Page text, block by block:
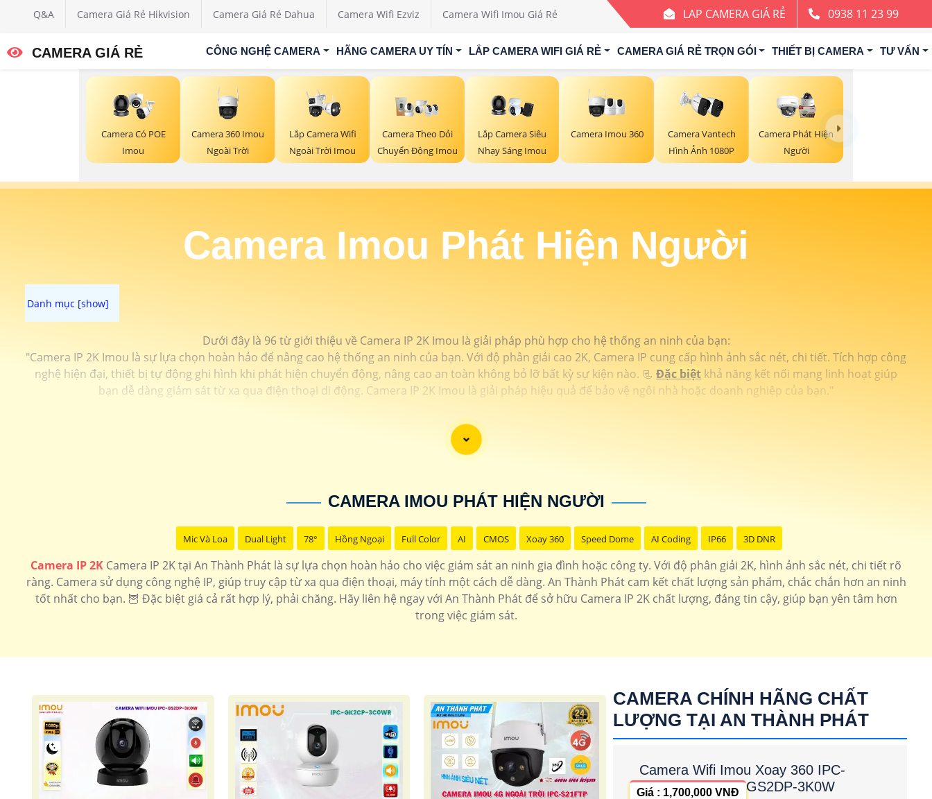
Q&A Camera Giá Rẻ Hikvision Camera Giá Rẻ Dahua Camera Wifi Ezviz Camera Wifi Imou Giá Rẻ LAP CAMERA GIÁ RẺ 0938 11 23 99
CAMERA GIÁ RẺ CÔNG NGHỆ CAMERA HÃNG CAMERA UY TÍN LẮP CAMERA WIFI GIÁ RẺ CAMERA GIÁ RẺ TRỌN GÓI THIẾT BỊ CAMERA TƯ VẤN
Camera Có POE
Imou
Camera 360 Imou
Ngoài Trời
Lắp Camera Wifi
Ngoài Trời Imou
Camera Theo Dỏi
Chuyển Động Imou
Lắp Camera Siêu
Nhạy Sáng Imou
Camera Imou 360
Camera Vantech
Hình Ảnh 1080P
Camera Phát Hiện
Người
Camera Imou Phát Hiện Người
Dưới đây là 96 từ giới thiệu về Camera IP 2K Imou là giải pháp phù hợp cho hệ thống an ninh của bạn:
"Camera IP 2K Imou là sự lựa chọn hoàn hảo để nâng cao hệ thống an ninh của bạn. Với độ phân giải cao 2K, Camera IP cung cấp hình ảnh sắc nét, chi tiết. Tích hợp công
nghệ hiện đại, thiết bị tự động ghi hình khi phát hiện chuyển động, nâng cao an toàn không bỏ lỡ bất kỳ sự kiện nào. 📃 Đặc biệt khả năng kết nối mạng linh hoạt giúp
bạn dễ dàng giám sát từ xa qua điện thoại di động. Camera IP 2K Imou là giải pháp hiệu quả để bảo vệ ngôi nhà hoặc doanh nghiệp của bạn."
CAMERA IMOU PHÁT HIỆN NGƯỜI
Mic Và Loa Dual Light 78° Hồng Ngoại Full Color AI CMOS Xoay 360 Speed Dome AI Coding IP66 3D DNR
Camera IP 2K Camera IP 2K tại An Thành Phát là sự lựa chọn hoàn hảo cho việc giám sát an ninh gia đình hoặc công ty. Với độ phân giải 2K, hình ảnh sắc nét, chi tiết rõ
ràng. Camera sử dụng công nghệ IP, giúp truy cập từ xa qua điện thoại, máy tính một cách dễ dàng. An Thành Phát cam kết chất lượng sản phẩm, chắc chắn hơn an ninh
tốt nhất cho bạn. 🦉 Đặc biệt giá cả rất hợp lý, phải chăng. Hãy liên hệ ngay với An Thành Phát để sở hữu Camera IP 2K chất lượng, đáng tin cậy, giúp bạn yên tâm hơn
trong việc giám sát.
CAMERA CHÍNH HÃNG CHẤT
LƯỢNG TẠI AN THÀNH PHÁT
Camera Wifi Imou Xoay 360 IPC-
GS2DP-3K0W
Giá : 1,700,000 VNĐ